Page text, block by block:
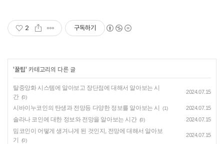
2 구독하기
'꿀팁' 카테고리의 다른 글
탈중앙화 시스템에 알아보고 장단점에 대해서 알아보는 시
간 (0)
2024.07.15
시바이누코인의 탄생과 전망등 다양한 정보를 알아보는 시 (1) 2024.07.15
솔라나 코인에 대한 정보와 전망을 알아보는 시간 (0) 2024.07.15
밈코인이 어떻게 생겨나게 된 것인지, 전망에 대해서 알아보
기
(0)
2024.07.15